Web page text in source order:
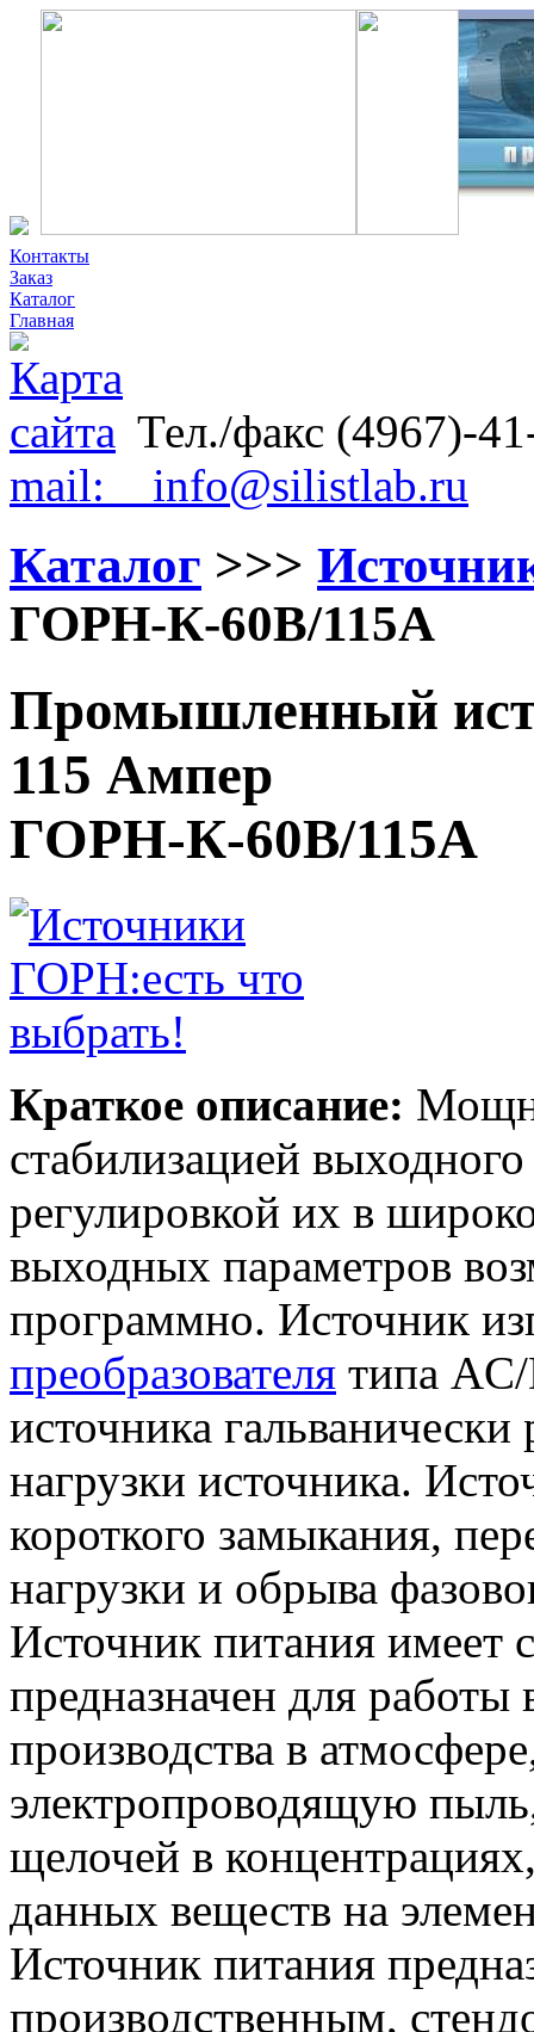
Контакты
Заказ
Каталог
Главная
Тел./факс (4967)-
mail: info@silistlab.ru
Каталог >>>
ГОРН-К-60В/115А
Промышленный
115 Ампер
ГОРН-К-60В/115А
Краткое описание:
стабилизацией
регулировкой их в
выходных параметров
программно. Источник
преобразователя типа
источника
нагрузки источника.
короткого замыкания,
нагрузки и обрыва
Источник питания имеет
предназначен для
производства в
электропроводящую
щелочей в
данных веществ на
Источник питания
производственным,